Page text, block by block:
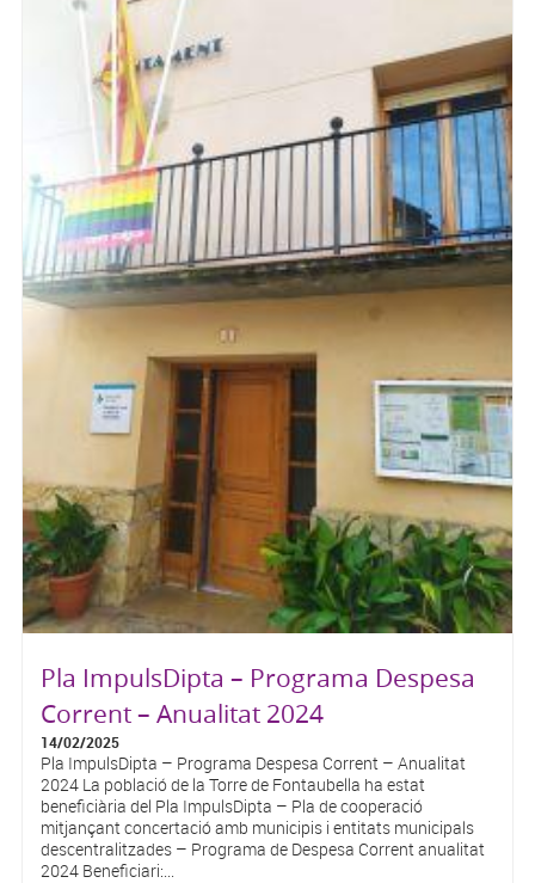
Pla ImpulsDipta – Programa Despesa
Corrent – Anualitat 2024
14/02/2025
Pla ImpulsDipta – Programa Despesa Corrent – Anualitat
2024 La població de la Torre de Fontaubella ha estat
beneficiària del Pla ImpulsDipta – Pla de cooperació
mitjançant concertació amb municipis i entitats municipals
descentralitzades – Programa de Despesa Corrent anualitat
2024 Beneficiari:...